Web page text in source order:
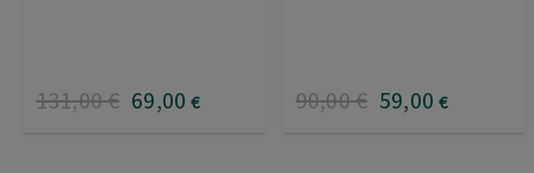
131,00€ 69,00 € 90,00€ 59,00 €